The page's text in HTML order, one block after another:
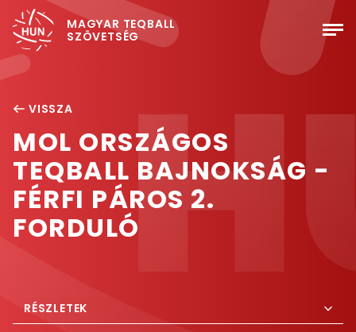
MAGYAR TEQBALL
SZÖVETSÉG
VISSZA
MOL ORSZÁGOS
TEQBALL BAJNOKSÁG -
FÉRFI PÁROS 2.
FORDULÓ
RÉSZLETEK